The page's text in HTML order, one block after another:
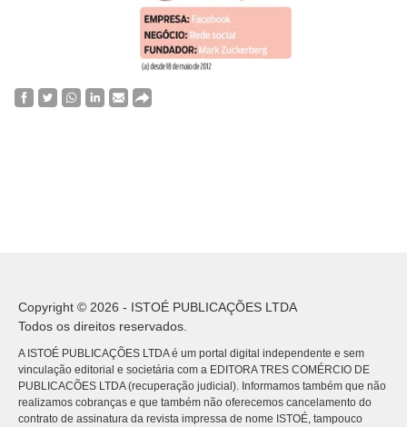
Copyright © 2026 - ISTOÉ PUBLICAÇÕES LTDA
Todos os direitos reservados.
A ISTOÉ PUBLICAÇÕES LTDA é um portal digital independente e sem
vinculação editorial e societária com a EDITORA TRES COMÉRCIO DE
PUBLICACÕES LTDA (recuperação judicial). Informamos também que não
realizamos cobranças e que também não oferecemos cancelamento do
contrato de assinatura da revista impressa de nome ISTOÉ, tampouco